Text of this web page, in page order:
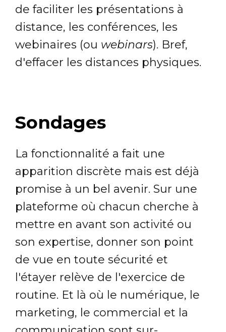
de faciliter les présentations à
distance, les conférences, les
webinaires (ou webinars). Bref,
d'effacer les distances physiques.
Sondages
La fonctionnalité a fait une
apparition discrète mais est déjà
promise à un bel avenir. Sur une
plateforme où chacun cherche à
mettre en avant son activité ou
son expertise, donner son point
de vue en toute sécurité et
l'étayer relève de l'exercice de
routine. Et là où le numérique, le
marketing, le commercial et la